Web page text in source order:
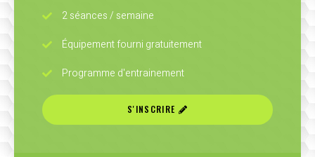
2 séances / semaine
Équipement fourni gratuitement
Programme d'entrainement
S'INSCRIRE